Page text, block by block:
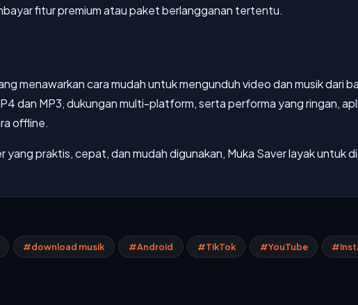
fitur premium atau paket berlangganan tertentu.
menawarkan cara mudah untuk mengunduh video dan musik dari
dan MP3, dukungan multi-platform, serta performa yang ringan,
offline.
yang praktis, cepat, dan mudah digunakan, Muka Saver layak untuk
#download musik #Android #TikTok #YouTube